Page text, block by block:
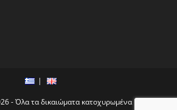
- Όλα τα δικαιώματα κατοχυρωμένα